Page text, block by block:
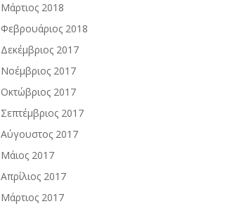
Μάρτιος 2018
Φεβρουάριος 2018
Δεκέμβριος 2017
Νοέμβριος 2017
Οκτώβριος 2017
Σεπτέμβριος 2017
Αύγουστος 2017
Μάιος 2017
Απρίλιος 2017
Μάρτιος 2017